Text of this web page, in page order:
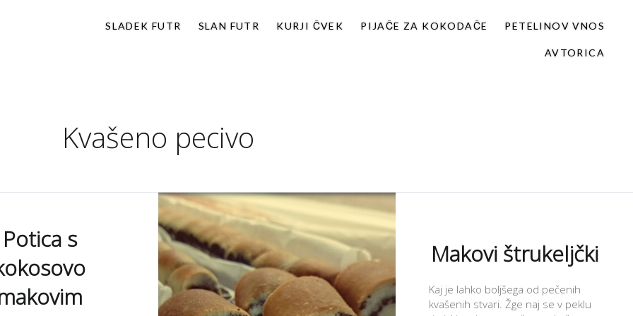
SLADEK FUTR SLAN FUTR KURJI ČVEK PIJAČE ZA KOKODAČE PETELINOV VNOS
AVTORICA
Kvašeno pecivo
Potica s
Makovi štrukeljčki
Kaj je lahko boljšega od pečenih
kvašenih stvari. Žge naj se v peklu